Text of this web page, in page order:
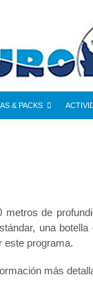
& PACKS
de
una
este programa.
más